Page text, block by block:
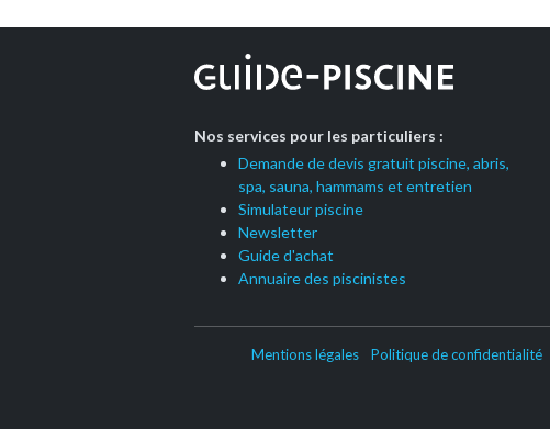
Nos services pour les particuliers :
Demande de devis gratuit piscine, abris,
spa, sauna, hammams et entretien
Simulateur piscine
Newsletter
Guide d'achat
Annuaire des piscinistes
Mentions légales Politique de confidentialité